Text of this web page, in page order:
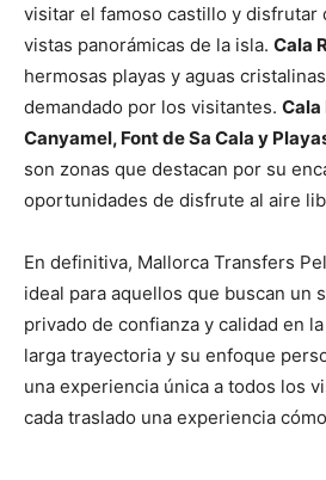
visitar el famoso castillo y disfrutar
vistas panorámicas de la isla. Cala
hermosas playas y aguas
demandado por los visitantes. Cala
Canyamel, Font de Sa Cala y
son zonas que destacan por su
oportunidades de disfrute al aire
En definitiva, Mallorca Transfers
ideal para aquellos que buscan un
privado de confianza y calidad en
larga trayectoria y su enfoque
una experiencia única a todos los
cada traslado una experiencia